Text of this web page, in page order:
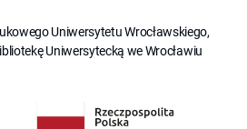
Uniwersytetu Wrocławskiego,
Uniwersytecką we Wrocławiu